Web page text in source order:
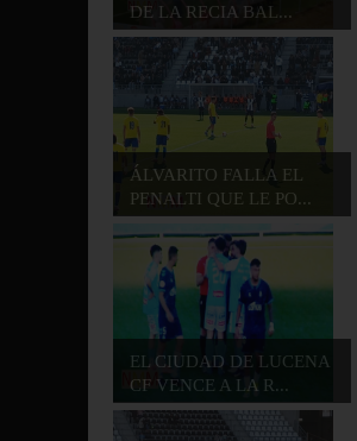
DE LA RECIA BAL...
ÁLVARITO FALLA EL
PENALTI QUE LE PO...
EL CIUDAD DE LUCENA
CF VENCE A LA R...